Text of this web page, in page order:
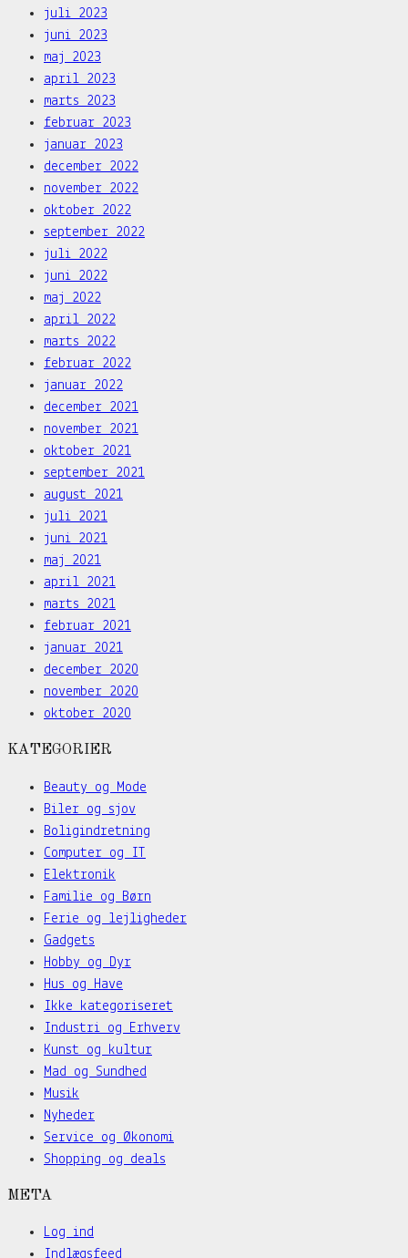
juli 2023
juni 2023
maj 2023
april 2023
marts 2023
februar 2023
januar 2023
december 2022
november 2022
oktober 2022
september 2022
juli 2022
juni 2022
maj 2022
april 2022
marts 2022
februar 2022
januar 2022
december 2021
november 2021
oktober 2021
september 2021
august 2021
juli 2021
juni 2021
maj 2021
april 2021
marts 2021
februar 2021
januar 2021
december 2020
november 2020
oktober 2020
KATEGORIER
Beauty og Mode
Biler og sjov
Boligindretning
Computer og IT
Elektronik
Familie og Børn
Ferie og lejligheder
Gadgets
Hobby og Dyr
Hus og Have
Ikke kategoriseret
Industri og Erhverv
Kunst og kultur
Mad og Sundhed
Musik
Nyheder
Service og Økonomi
Shopping og deals
META
Log ind
Indlægsfeed